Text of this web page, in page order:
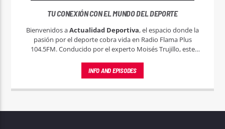
TU CONEXIÓN CON EL MUNDO DEL DEPORTE
Bienvenidos aActualidad Deportiva, el espacio donde la
pasión por el deporte cobra vida en Radio Flama Plus
104.5FM. Conducido por el experto Moisés Trujillo, este
INFO AND EPISODES